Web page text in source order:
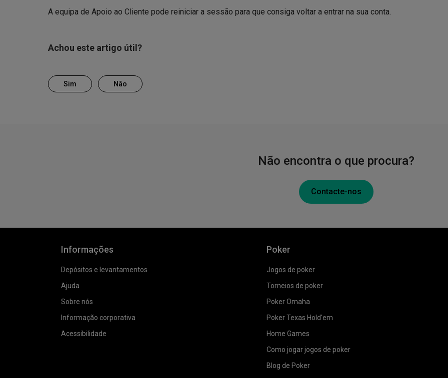
A equipa de Apoio ao Cliente pode reiniciar a sessão para que consiga voltar a entrar na sua conta.
Achou este artigo útil?
Sim Não
Não encontra o que procura?
Contacte-nos
Informações
Depósitos e levantamentos
Ajuda
Sobre nós
Informação corporativa
Acessibilidade
Poker
Jogos de poker
Torneios de poker
Poker Omaha
Poker Texas Hold'em
Home Games
Como jogar jogos de poker
Blog de Poker